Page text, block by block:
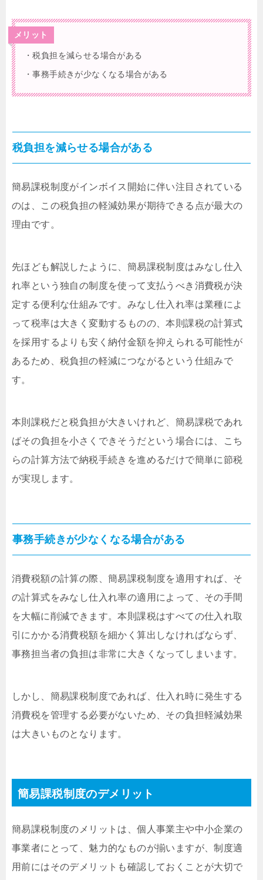
メリット
・税負担を減らせる場合がある
・事務手続きが少なくなる場合がある
税負担を減らせる場合がある
簡易課税制度がインボイス開始に伴い注目されている
のは、この税負担の軽減効果が期待できる点が最大の
理由です。
先ほども解説したように、簡易課税制度はみなし仕入
れ率という独自の制度を使って支払うべき消費税が決
定する便利な仕組みです。みなし仕入れ率は業種によ
って税率は大きく変動するものの、本則課税の計算式
を採用するよりも安く納付金額を抑えられる可能性が
あるため、税負担の軽減につながるという仕組みで
す。
本則課税だと税負担が大きいけれど、簡易課税であれ
ばその負担を小さくできそうだという場合には、こち
らの計算方法で納税手続きを進めるだけで簡単に節税
が実現します。
事務手続きが少なくなる場合がある
消費税額の計算の際、簡易課税制度を適用すれば、そ
の計算式をみなし仕入れ率の適用によって、その手間
を大幅に削減できます。本則課税はすべての仕入れ取
引にかかる消費税額を細かく算出しなければならず、
事務担当者の負担は非常に大きくなってしまいます。
しかし、簡易課税制度であれば、仕入れ時に発生する
消費税を管理する必要がないため、その負担軽減効果
は大きいものとなります。
簡易課税制度のデメリット
簡易課税制度のメリットは、個人事業主や中小企業の
事業者にとって、魅力的なものが揃いますが、制度適
用前にはそのデメリットも確認しておくことが大切で